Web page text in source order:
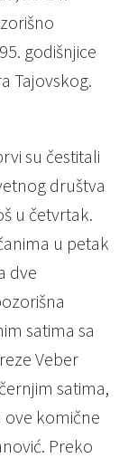
godišnjice
Tajovskog.
su čestitali
društva
u četvrtak.
u petak
dve
satima sa
Veber
satima,
ove komične
Preko